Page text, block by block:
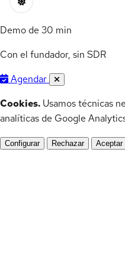
Demo de 30 min
Con el fundador, sin SDR
Agendar
Cookies. Usamos técnicas
analíticas de Google
Configurar Rechazar Aceptar